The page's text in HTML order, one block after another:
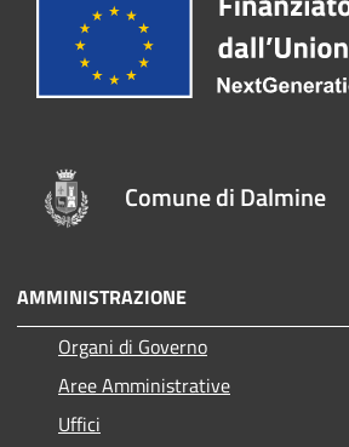
Comune di Dalmine
AMMINISTRAZIONE
Organi di Governo
Aree Amministrative
Uffici